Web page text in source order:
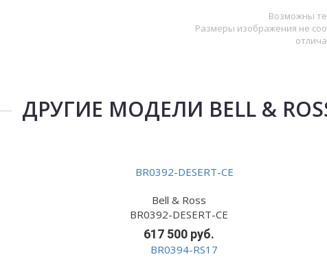
Возможны
Размеры изображения не
ДРУГИЕ МОДЕЛИ BELL &
Bell & Ross
BR0392-DESERT-CE
617 500 руб.